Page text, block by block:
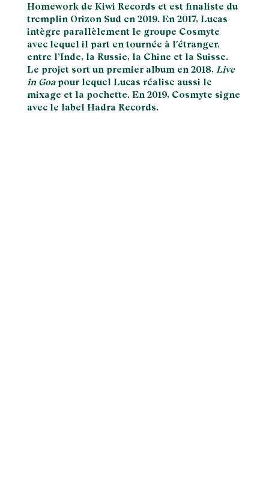
Homework de Kiwi Records et est finaliste du
tremplin Orizon Sud en 2019. En 2017, Lucas
intègre parallèlement le groupe Cosmyte
avec lequel il part en tournée à l'étranger,
entre l’Inde, la Russie, la Chine et la Suisse.
Le projet sort un premier album en 2018, Live
in Goapour lequel Lucas réalise aussi le
mixage et la pochette. En 2019, Cosmyte signe
avec le label Hadra Records.